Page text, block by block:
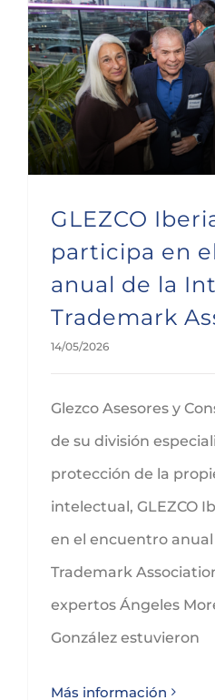
GLEZCO
participa en
anual de la
Trademark
14/05/2026
Glezco Asesores y
de su división
protección de la
intelectual, GLEZCO
en el encuentro
Trademark
expertos Ángeles
González estuvieron
Más información